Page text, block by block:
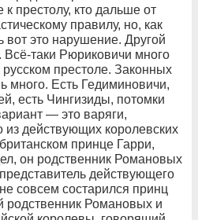
к престолу, кто дальше от
правилу, но, как
вот это нарушение. Другой
таки Рюриковичи много
престоле. Законных
много. Есть Гедиминовичи,
есть Чингизиды, потомки
— это варяги,
из действующих королевских
принце Гарри,
он родственник Романовых
действующего
совсем состарился принц
родственник Романовых и